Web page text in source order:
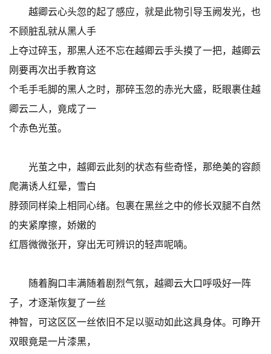
越卿云心头忽的起了感应，就是此物引导玉阙发光，也
不顾脏乱就从黑人手
上夺过碎玉，那黑人还不忘在越卿云手头摸了一把，越卿云
刚要再次出手教育这
个毛手毛脚的黑人之时，那碎玉忽的赤光大盛，眨眼裹住越
卿云二人，竟成了一
个赤色光茧。
光茧之中，越卿云此刻的状态有些奇怪，那绝美的容颜
爬满诱人红晕，雪白
脖颈同样染上相同心绪。包裹在黑丝之中的修长双腿不自然
的夹紧摩擦，娇嫩的
红唇微微张开，穿出无可辨识的轻声呢喃。
随着胸口丰满随着剧烈气氛，越卿云大口呼吸好一阵
子，才逐渐恢复了一丝
神智，可这区区一丝依旧不足以驱动如此这具身体。可睁开
双眼竟是一片漆黑，